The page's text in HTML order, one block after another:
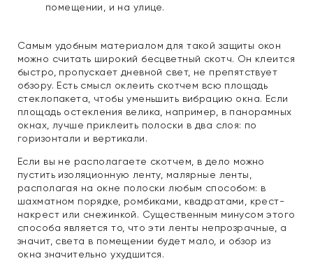
помещении, и на улице.
Самым удобным материалом для такой защиты окон
можно считать широкий бесцветный скотч. Он клеится
быстро, пропускает дневной свет, не препятствует
обзору. Есть смысл оклеить скотчем всю площадь
стеклопакета, чтобы уменьшить вибрацию окна. Если
площадь остекления велика, например, в панорамных
окнах, лучше приклеить полоски в два слоя: по
горизонтали и вертикали.
Если вы не располагаете скотчем, в дело можно
пустить изоляционную ленту, малярные ленты,
располагая на окне полоски любым способом: в
шахматном порядке, ромбиками, квадратами, крест-
накрест или снежинкой. Существенным минусом этого
способа является то, что эти ленты непрозрачные, а
значит, света в помещении будет мало, и обзор из
окна значительно ухудшится.